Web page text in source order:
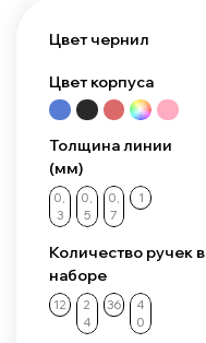
Цвет чернил
Цвет корпуса
Толщина линии
(мм)
0,
3
0,
5
0,
7
1
Количество ручек в
наборе
12
2
4
36
4
0